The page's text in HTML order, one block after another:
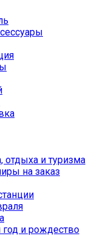
отдыха и туризма
на заказ
и рождество